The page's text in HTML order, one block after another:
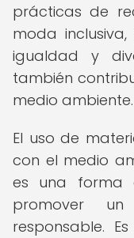
prácticas de
moda
igualdad y
también
medio ambiente.
El uso de
con el medio
es una forma
promover
responsable.